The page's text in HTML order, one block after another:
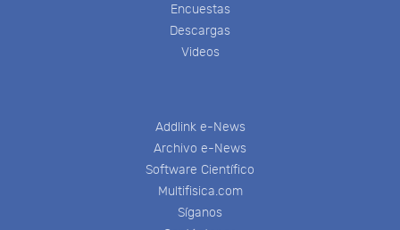
Encuestas
Descargas
Videos
Addlink e-News
Archivo e-News
Software Científico
Multifisica.com
Síganos